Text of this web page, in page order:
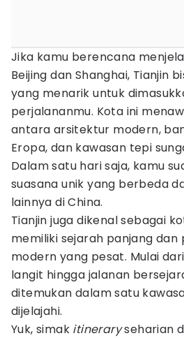
Jika kamu berencana
Beijing dan Shanghai, Tianjin
yang menarik untuk
perjalananmu. Kota ini
antara arsitektur modern,
Eropa, dan kawasan tepi
Dalam satu hari saja, kamu
suasana unik yang berbeda
lainnya di China.
Tianjin juga dikenal sebagai
memiliki sejarah panjang
modern yang pesat. Mulai
langit hingga jalanan
ditemukan dalam satu
dijelajahi.
Yuk, simak itineraryseharian